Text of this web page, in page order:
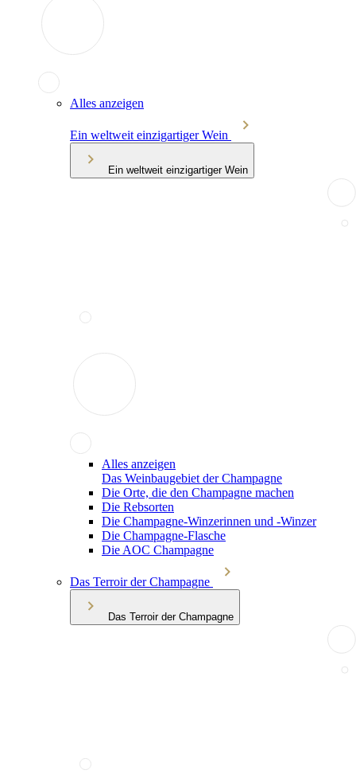
Alles anzeigen
Ein weltweit einzigartiger Wein
Ein weltweit einzigartiger Wein
Alles anzeigen
Das Weinbaugebiet der Champagne
Die Orte, die den Champagne machen
Die Rebsorten
Die Champagne-Winzerinnen und -Winzer
Die Champagne-Flasche
Die AOC Champagne
Das Terroir der Champagne
Das Terroir der Champagne